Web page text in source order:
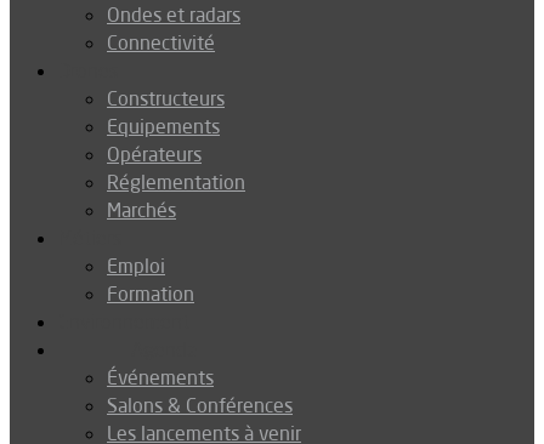
Ondes et radars
Connectivité
Constructeurs
Equipements
Opérateurs
Réglementation
Marchés
Emploi
Formation
Événements
Salons & Conférences
Les lancements à venir